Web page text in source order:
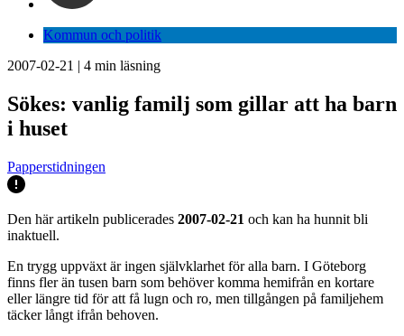
Kommun och politik
2007-02-21 | 4 min läsning
Sökes: vanlig familj som gillar att ha barn
i huset
Papperstidningen
Den här artikeln publicerades 2007-02-21 och kan ha hunnit bli
inaktuell.
En trygg uppväxt är ingen självklarhet för alla barn. I Göteborg
finns fler än tusen barn som behöver komma hemifrån en kortare
eller längre tid för att få lugn och ro, men tillgången på familjehem
täcker långt ifrån behoven.